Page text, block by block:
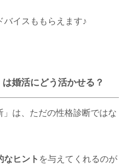
バイスももらえます♪
は婚活にどう活かせる？
は、ただの性格診断ではな
なヒント を与えてくれるのが